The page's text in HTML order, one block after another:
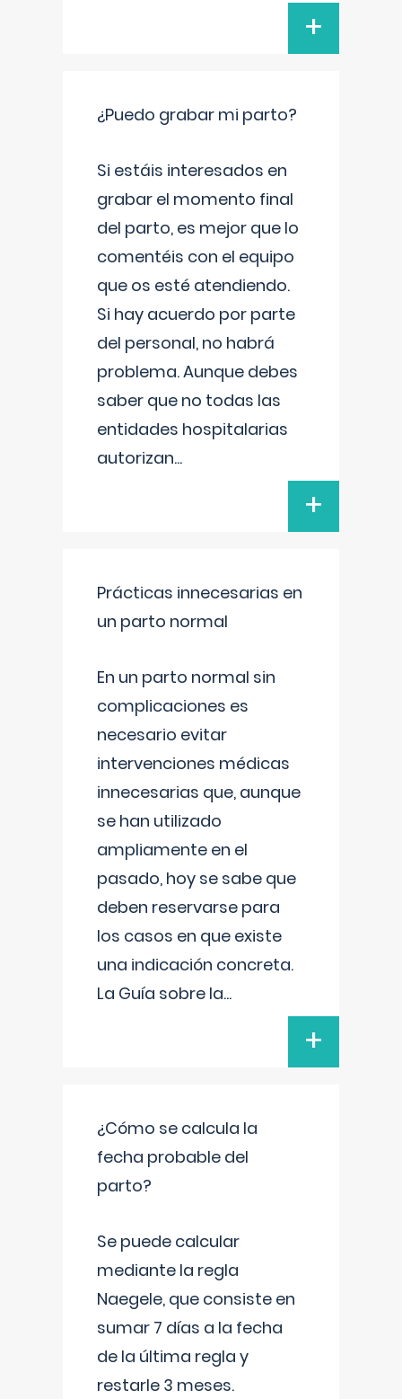
+
¿Puedo grabar mi parto?
Si estáis interesados en
grabar el momento final
del parto, es mejor que lo
comentéis con el equipo
que os esté atendiendo.
Si hay acuerdo por parte
del personal, no habrá
problema. Aunque debes
saber que no todas las
entidades hospitalarias
autorizan...
+
Prácticas innecesarias en
un parto normal
En un parto normal sin
complicaciones es
necesario evitar
intervenciones médicas
innecesarias que, aunque
se han utilizado
ampliamente en el
pasado, hoy se sabe que
deben reservarse para
los casos en que existe
una indicación concreta.
La Guía sobre la...
+
¿Cómo se calcula la
fecha probable del
parto?
Se puede calcular
mediante la regla
Naegele, que consiste en
sumar 7 días a la fecha
de la última regla y
restarle 3 meses.